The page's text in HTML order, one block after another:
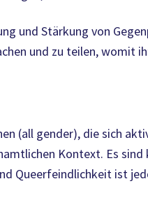
und Stärkung von
und zu teilen, womit
(all gender), die sich
Kontext. Es
Queerfeindlichkeit ist